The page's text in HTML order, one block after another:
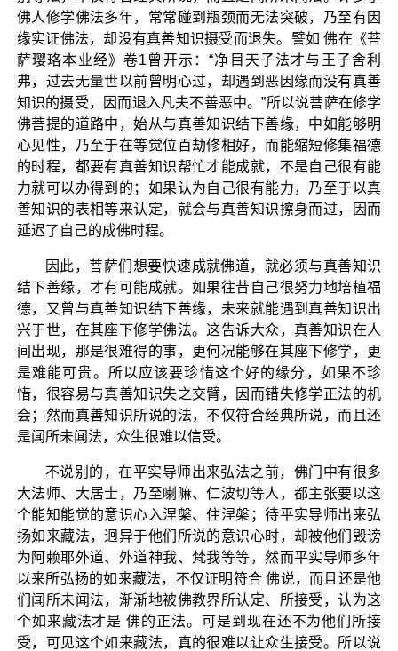
佛人修学佛法多年，常常碰到瓶颈而无法突破，乃至有因
缘实证佛法，却没有真善知识摄受而退失。譬如 佛在《菩
萨璎珞本业经》卷1曾开示：“净目天子法才与王子舍利
弗，过去无量世以前曾明心过，却遇到恶因缘而没有真善
知识的摄受，因而退入凡夫不善恶中。”所以说菩萨在修学
佛菩提的道路中，始从与真善知识结下善缘，中如能够明
心见性，乃至于在等觉位百劫修相好，而能缩短修集福德
的时程，都要有真善知识帮忙才能成就，不是自己很有能
力就可以办得到的；如果认为自己很有能力，乃至于以真
善知识的表相等来认定，就会与真善知识擦身而过，因而
延迟了自己的成佛时程。
因此，菩萨们想要快速成就佛道，就必须与真善知识
结下善缘，才有可能成就。如果往昔自己很努力地培植福
德，又曾与真善知识结下善缘，未来就能遇到真善知识出
兴于世，在其座下修学佛法。这告诉大众，真善知识在人
间出现，那是很难得的事，更何况能够在其座下修学，更
是难能可贵。所以应该要珍惜这个好的缘分，如果不珍
惜，很容易与真善知识失之交臂，因而错失修学正法的机
会；然而真善知识所说的法，不仅符合经典所说，而且还
是闻所未闻法，众生很难以信受。
不说别的，在平实导师出来弘法之前，佛门中有很多
大法师、大居士，乃至喇嘛、仁波切等人，都主张要以这
个能知能觉的意识心入涅槃、住涅槃；待平实导师出来弘
扬如来藏法，迥异于他们所说的意识心时，却被他们毁谤
为阿赖耶外道、外道神我、梵我等等，然而平实导师多年
以来所弘扬的如来藏法，不仅证明符合 佛说，而且还是他
们闻所未闻法，渐渐地被佛教界所认定、所接受，认为这
个如来藏法才是 佛的正法。可是到现在还不为他们所接
受，可见这个如来藏法，真的很难以让众生接受。所以说